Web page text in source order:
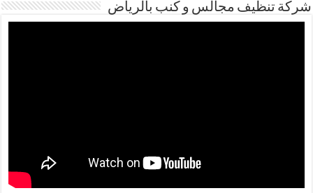
شركة تنظيف مجالس و كنب بالرياض